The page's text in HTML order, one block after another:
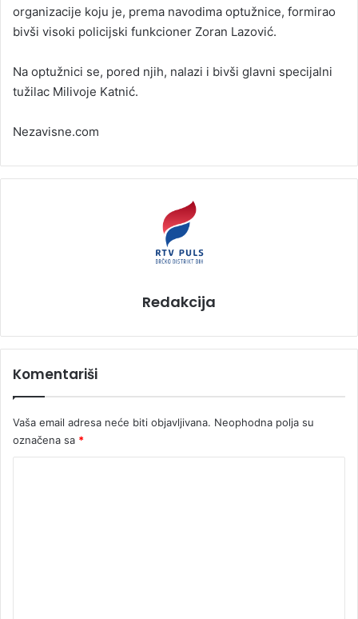
organizacije koju je, prema navodima optužnice, formirao
bivši visoki policijski funkcioner Zoran Lazović.
Na optužnici se, pored njih, nalazi i bivši glavni specijalni
tužilac Milivoje Katnić.
Nezavisne.com
Redakcija
Komentariši
Vaša email adresa neće biti objavljivana. Neophodna polja su
označena sa *